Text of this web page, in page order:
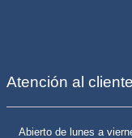
Atención al cliente
Abierto de lunes a